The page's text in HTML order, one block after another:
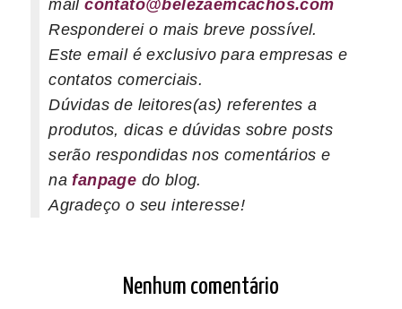
mailcontato@belezaemcachos.com
Responderei o mais breve possível.
Este email é exclusivo para empresas e
contatos comerciais.
Dúvidas de leitores(as) referentes a
produtos, dicas e dúvidas sobre posts
serão respondidas nos comentários e
na fanpage do blog.
Agradeço o seu interesse!
Nenhum comentário